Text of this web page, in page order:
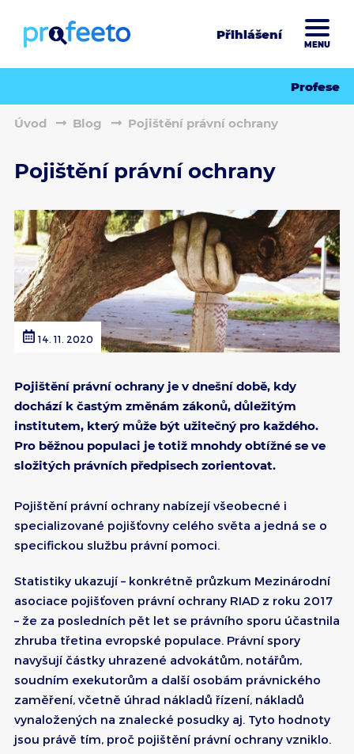
Přihlášení
MENU
Profese
Úvod Blog Pojištění právní ochrany
Pojištění právní ochrany
14. 11. 2020
Pojištění právní ochrany je v dnešní době, kdy
dochází k častým změnám zákonů, důležitým
institutem, který může být užitečný pro každého.
Pro běžnou populaci je totiž mnohdy obtížné se ve
složitých právních předpisech zorientovat.
Pojištění právní ochrany nabízejí všeobecné i
specializované pojišťovny celého světa a jedná se o
specifickou službu právní pomoci.
Statistiky ukazují – konkrétně průzkum Mezinárodní
asociace pojišťoven právní ochrany RIAD z roku 2017
– že za posledních pět let se právního sporu účastnila
zhruba třetina evropské populace. Právní spory
navyšují částky uhrazené advokátům, notářům,
soudním exekutorům a další osobám právnického
zaměření, včetně úhrad nákladů řízení, nákladů
vynaložených na znalecké posudky aj. Tyto hodnoty
jsou právě tím, proč pojištění právní ochrany vzniklo.